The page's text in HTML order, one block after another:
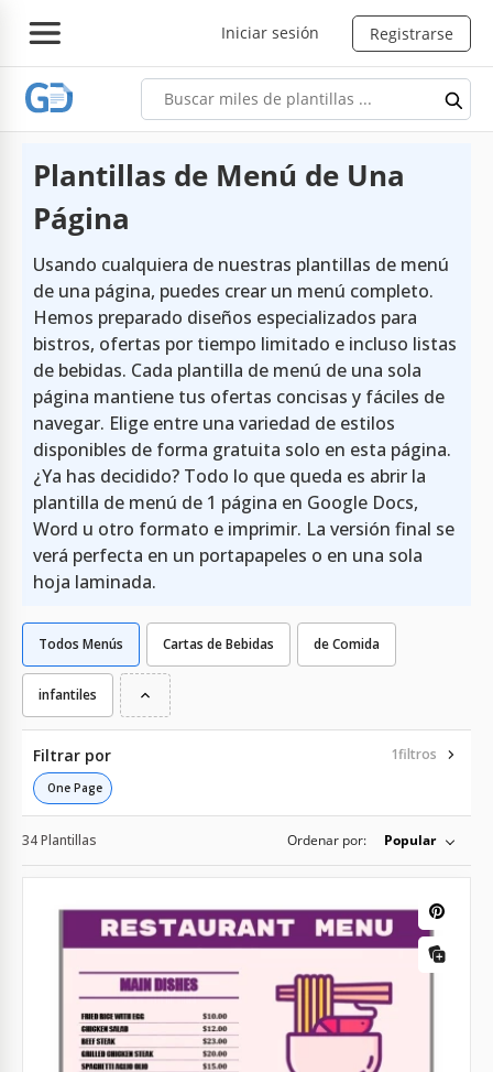
Iniciar sesión Registrarse
Plantillas de Menú de Una
Página
Usando cualquiera de nuestras plantillas de menú
de una página, puedes crear un menú completo.
Hemos preparado diseños especializados para
bistros, ofertas por tiempo limitado e incluso listas
de bebidas. Cada plantilla de menú de una sola
página mantiene tus ofertas concisas y fáciles de
navegar. Elige entre una variedad de estilos
disponibles de forma gratuita solo en esta página.
¿Ya has decidido? Todo lo que queda es abrir la
plantilla de menú de 1 página en Google Docs,
Word u otro formato e imprimir. La versión final se
verá perfecta en un portapapeles o en una sola
hoja laminada.
Todos Menús Cartas de Bebidas de Comida
infantiles
Filtrar por 1filtros
One Page
34 Plantillas Ordenar por: Popular